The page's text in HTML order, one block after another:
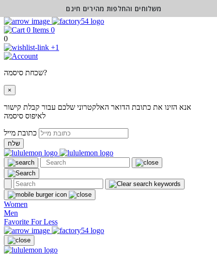
0
0
+1
שכחת סיסמה?
×
אנא הזינו את כתובת הדואר האלקטרוני שלכם עבור קבלת קישור
לאיפוס סיסמה
שלח
Women
Men
Favorite For Less
משלוחים והחלפות מהירים חינם